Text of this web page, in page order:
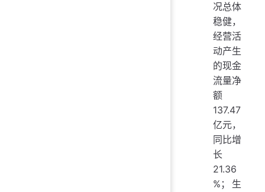
况总体
稳健，
经营活
动产生
的现金
流量净
额
137.47
亿元，
同比增
长
21.36
%；生